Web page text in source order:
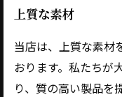
上質な素材
当店は、上質な素材
おります。私たちが
り、質の高い製品を